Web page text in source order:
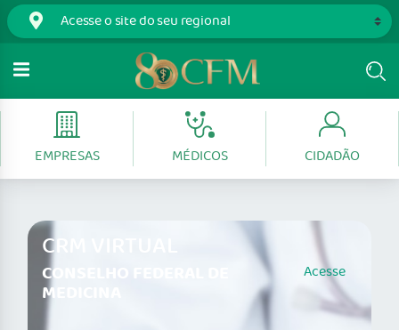
EMPRESAS MÉDICOS CIDADÃO
CRM VIRTUAL
CONSELHO FEDERAL DE
MEDICINA
Acesse